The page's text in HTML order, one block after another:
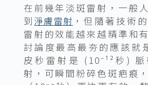
在前幾年淡斑雷射，一般
到淨膚雷射 ，但隨著技術
雷射的效能越來越精準和
討論度最高最夯的應該就
皮秒雷射是 (10⁻¹²秒)
射，可瞬間粉碎色斑疤痕